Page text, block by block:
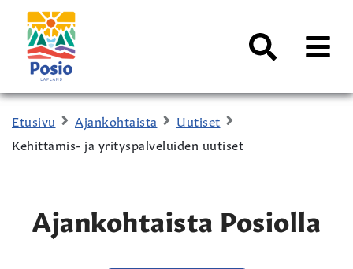
Siirry sisältöön
Kaupungin
logo
AVAA
Etusivu Ajankohtaista
Uutiset
Kehittämis- ja yrityspalveluiden uutiset
Ajankohtaista Posiolla